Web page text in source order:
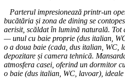
Parterul impresionează printr-un
bucătăria și zona de dining se
aerisit, scăldat în lumină naturală. Tot
— unul cu baie proprie (dus italian,
o a doua baie (cada, dus italian, WC,
depozitare și camera tehnică.
atmosfera casei, oferind un dormitor
o baie (dus italian, WC, lavoar),